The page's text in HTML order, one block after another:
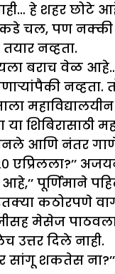
हे शहर छोटे
चल, पण
तयार नव्हता.
बराच वेळ
नव्हता.
या
आणि नंतर
एप्रिलला?’’
आहे,’’ पूर्णिमाने
कठोरपणे
मेसेज
उत्तर दिले नाही.
सांगू शकतेस